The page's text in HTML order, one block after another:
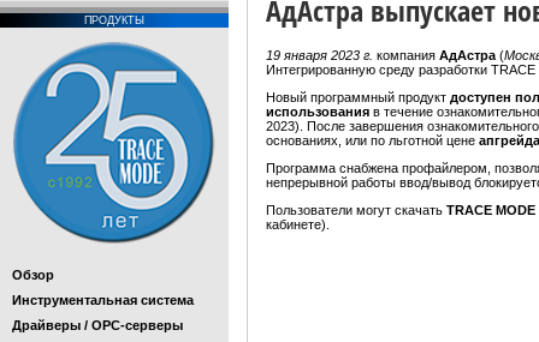
ПРОДУКТЫ
Обзор
Инструментальная система
Драйверы / OPC-серверы
АдАстра выпускает
19 января 2023 г. компания АдАстра (
Интегрированную среду разработки
Новый программный продукт доступен
использования в течение
2023). После завершения
основаниях, или по льготной цене апгрейда
Программа снабжена профайлером,
непрерывной работы ввод/вывод
Пользователи могут скачать TRACE MODE
кабинете).